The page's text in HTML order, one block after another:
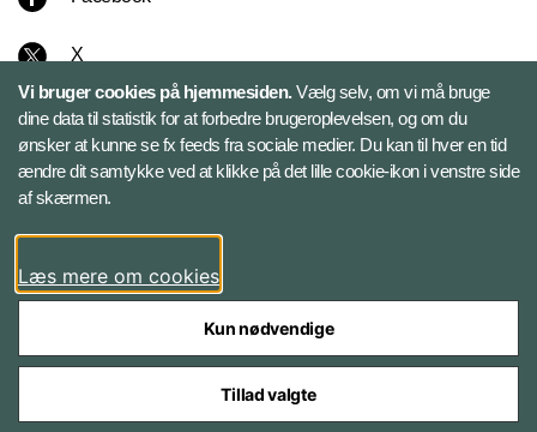
X
Instagram
Bluesky
LinkedIn
Vi bruger cookies på hjemmesiden.Vælg selv, om vi må bruge
dine data til statistik for at forbedre brugeroplevelsen, og om du
ønsker at kunne se fx feeds fra sociale medier. Du kan til hver en tid
ændre dit samtykke ved at klikke på det lille cookie-ikon i venstre side
af skærmen.
Læs mere om cookies
Kun nødvendige
Tillad valgte